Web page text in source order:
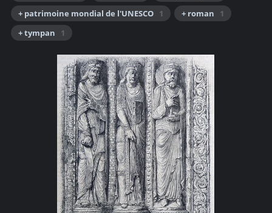
+ patrimoine mondial de l'UNESCO 1 + roman
1
+ tympan
1